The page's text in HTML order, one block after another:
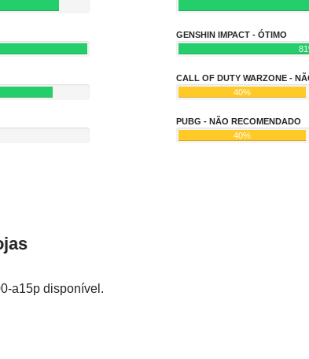
GENSHIN IMPACT - ÓTIMO
CALL OF DUTY WARZONE -
40%
PUBG - NÃO RECOMENDADO
40%
a15p disponível.